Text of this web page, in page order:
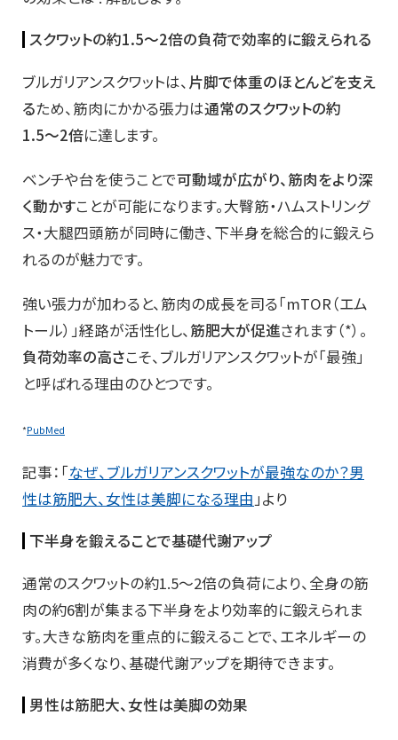
スクワットの約1.5〜2倍の負荷で効率的に鍛えられる
ブルガリアンスクワットは、片脚で体重のほとんどを支え
るため、筋肉にかかる張力は通常のスクワットの約
1.5〜2倍に達します。
ベンチや台を使うことで可動域が広がり、筋肉をより深
く動かすことが可能になります。大臀筋・ハムストリング
ス・大腿四頭筋が同時に働き、下半身を総合的に鍛えら
れるのが魅力です。
強い張力が加わると、筋肉の成長を司る「mTOR（エム
トール）」経路が活性化し、筋肥大が促進されます（*）。
負荷効率の高さこそ、ブルガリアンスクワットが「最強」
と呼ばれる理由のひとつです。
*PubMed
記事：「なぜ、ブルガリアンスクワットが最強なのか？男
性は筋肥大、女性は美脚になる理由」より
下半身を鍛えることで基礎代謝アップ
通常のスクワットの約1.5〜2倍の負荷により、全身の筋
肉の約6割が集まる下半身をより効率的に鍛えられま
す。大きな筋肉を重点的に鍛えることで、エネルギーの
消費が多くなり、基礎代謝アップを期待できます。
男性は筋肥大、女性は美脚の効果